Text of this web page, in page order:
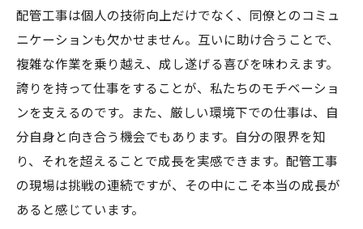
配管工事は個人の技術向上だけでなく、同僚とのコミュ
ニケーションも欠かせません。互いに助け合うことで、
複雑な作業を乗り越え、成し遂げる喜びを味わえます。
誇りを持って仕事をすることが、私たちのモチベーショ
ンを支えるのです。また、厳しい環境下での仕事は、自
分自身と向き合う機会でもあります。自分の限界を知
り、それを超えることで成長を実感できます。配管工事
の現場は挑戦の連続ですが、その中にこそ本当の成長が
あると感じています。